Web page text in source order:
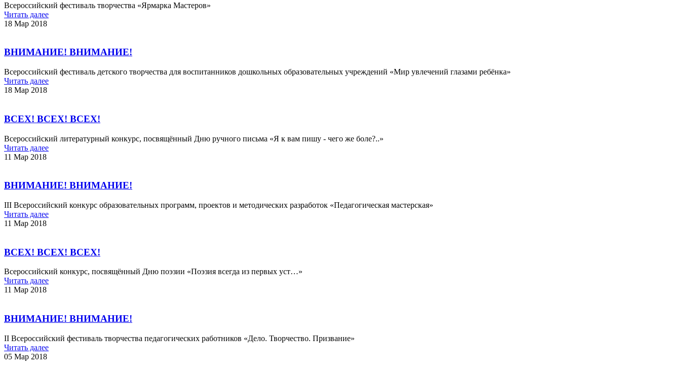
Всероссийский фестиваль творчества «Ярмарка Мастеров»​
Читать далее
18 Мар 2018
ВНИМАНИЕ! ВНИМАНИЕ!
Всероссийский фестиваль детского творчества для воспитанников дошкольных образовательных учреждений «Мир увлечений глазами ребёнка»
Читать далее
18 Мар 2018
ВСЕХ! ВСЕХ! ВСЕХ!
Всероссийский литературный конкурс, посвящённый Дню ручного письма «Я к вам пишу - чего же боле?..»
Читать далее
11 Мар 2018
ВНИМАНИЕ! ВНИМАНИЕ!
III Всероссийский конкурс образовательных программ, проектов и методических разработок «Педагогическая мастерская»
Читать далее
11 Мар 2018
ВСЕХ! ВСЕХ! ВСЕХ!
Всероссийский конкурс, посвящённый Дню поэзии «Поэзия всегда из первых уст…»
Читать далее
11 Мар 2018
ВНИМАНИЕ! ВНИМАНИЕ!
II Всероссийский фестиваль творчества педагогических работников «Дело. Творчество. Призвание»
Читать далее
05 Мар 2018